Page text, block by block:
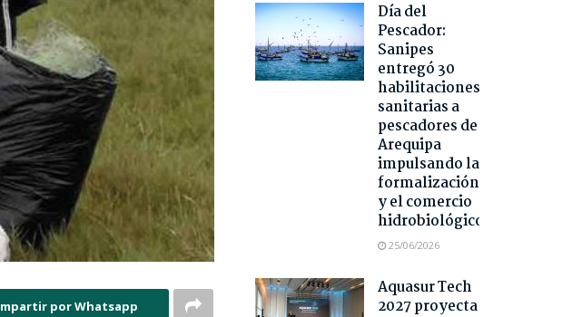
por Whatsapp
Día del
Pescador:
Sanipes
entregó 30
habilitaciones
sanitarias a
pescadores de
Arequipa
impulsando la
formalización
y el comercio
hidrobiológico
25/06/2026
Aquasur Tech
2027 proyecta